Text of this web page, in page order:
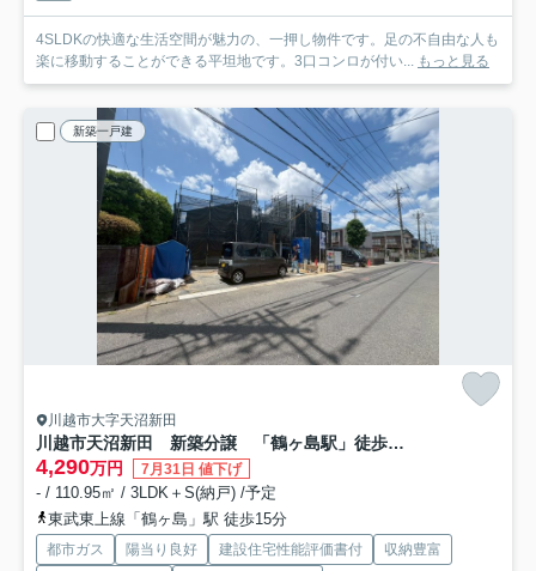
4SLDKの快適な生活空間が魅力の、一押し物件です。足の不自由な人も
楽に移動することができる平坦地です。3口コンロが付い... もっと見る
新築一戸建
川越市大字天沼新田
川越市天沼新田 新築分譲 「鶴ヶ島駅」徒歩15分 敷地61坪 【名細小学区】
4,290万円 7月31日 値下げ
- / 110.95㎡ / 3LDK＋S(納戸) /予定
東武東上線「鶴ヶ島」駅 徒歩15分
都市ガス 陽当り良好 建設住宅性能評価書付
収納豊富